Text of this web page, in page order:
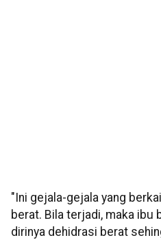
"Ini gejala-gejala yang
berat. Bila terjadi, maka ibu
dirinya dehidrasi berat